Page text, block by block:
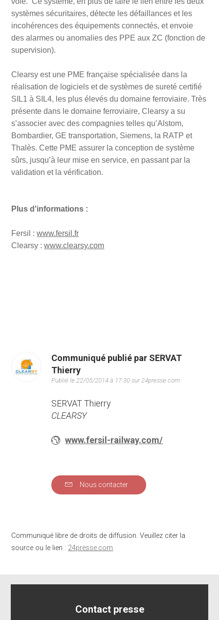
systèmes sécuritaires, détecte les défaillances et les
incohérences des équipements connectés, et envoie
des alarmes ou anomalies des PPE aux ZC (fonction de
supervision).
Clearsy est une PME française spécialisée dans la
réalisation de logiciels et de systèmes de sureté certifié
SIL1 à SIL4, les plus élevés du domaine ferroviaire. Très
présente dans le domaine ferroviaire, Clearsy a su
s’associer avec des compagnies telles qu’Alstom,
Bombardier, GE transportation, Siemens, la RATP et
Thalès. Cette PME assurer la conception de système
sûrs, jusqu’à leur mise en service, en passant par la
validation et la vérification.
Plus d'informations :
Fersil : www.fersil.fr
Clearsy : www.clearsy.com
Communiqué publié par SERVAT
Thierry
Publié le 22/05/2014 à 17:30 sur 24presse.com
SERVAT Thierry
CLEARSY
www.fersil-railway.com/
Nous contacter
Communiqué libre de droits de diffusion. Veuillez citer la
source ou le lien : 24presse.com
Contact presse